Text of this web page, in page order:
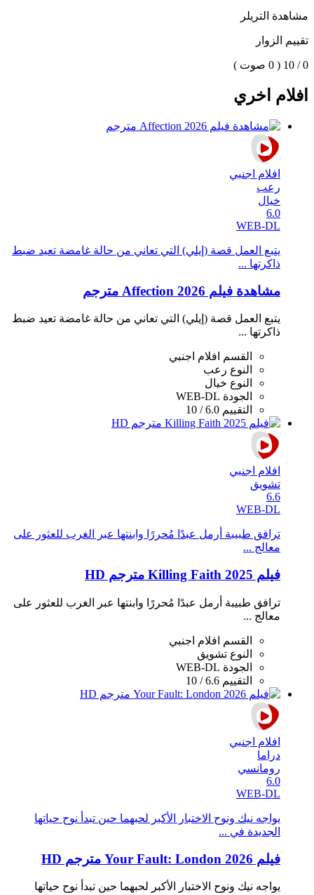
مشاهدة التريلر
تقييم الزوار
0 / 10 ( 0 صوت )
افلام اخري
افلام اجنبي
رعب
خيال
6.0
WEB-DL
يتبع العمل قصة (إيلي) التي تعاني من حالة غامضة تعيد ضبط
ذاكرتها ...
مشاهدة فيلم Affection 2026 مترجم
يتبع العمل قصة (إيلي) التي تعاني من حالة غامضة تعيد ضبط
ذاكرتها ...
القسم
افلام اجنبي
النوع رعب
النوع خيال
الجودة WEB-DL
التقييم 6.0 / 10
افلام اجنبي
تشويق
6.6
WEB-DL
ترافق طبيبة أرمل عبدًا مُحررًا وابنتها عبر الغرب للعثور على
معالج ...
فيلم Killing Faith 2025 مترجم HD
ترافق طبيبة أرمل عبدًا مُحررًا وابنتها عبر الغرب للعثور على
معالج ...
القسم
افلام اجنبي
النوع تشويق
الجودة WEB-DL
التقييم 6.6 / 10
افلام اجنبي
دراما
رومانسي
6.0
WEB-DL
يواجه نيك ونوح الاختبار الأكبر لحبهما حين تبدأ نوح حياتها
الجديدة في ...
فيلم Your Fault: London 2026 مترجم HD
يواجه نيك ونوح الاختبار الأكبر لحبهما حين تبدأ نوح حياتها